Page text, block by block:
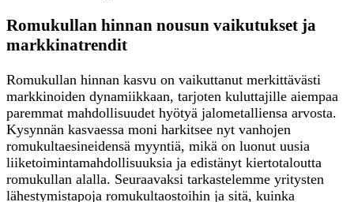
Romukullan hinnan nousun vaikutukset ja
markkinatrendit
Romukullan hinnan kasvu on vaikuttanut merkittävästi
markkinoiden dynamiikkaan, tarjoten kuluttajille aiempaa
paremmat mahdollisuudet hyötyä jalometalliensa arvosta.
Kysynnän kasvaessa moni harkitsee nyt vanhojen
romukultaesineidensä myyntiä, mikä on luonut uusia
liiketoimintamahdollisuuksia ja edistänyt kiertotaloutta
romukullan alalla. Seuraavaksi tarkastelemme yritysten
lähestymistapoja romukultaostoihin ja sitä, kuinka